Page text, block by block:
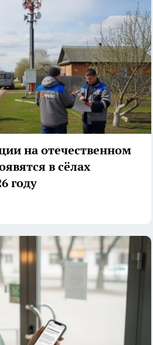
на отечественном
в сёлах
году